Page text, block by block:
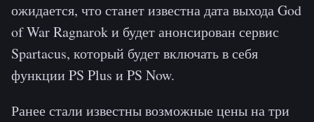
ожидается, что станет известна дата выхода God
of War Ragnarok и будет анонсирован сервис
Spartacus, который будет включать в себя
функции PS Plus и PS Now.
Ранее стали известны возможные цены на три